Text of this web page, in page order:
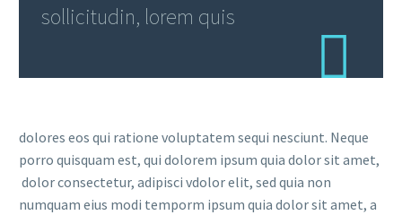
sollicitudin, lorem quis
dolores eos qui ratione voluptatem sequi nesciunt. Neque
porro quisquam est, qui dolorem ipsum quia dolor sit amet,
dolor consectetur, adipisci vdolor elit, sed quia non
numquam eius modi temporm ipsum quia dolor sit amet, a